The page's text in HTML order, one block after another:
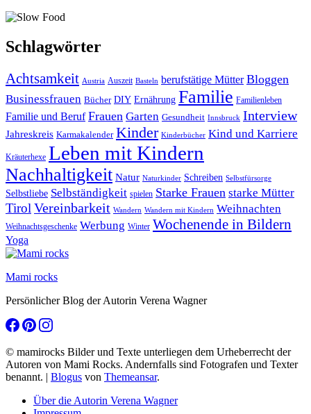
Schlagwörter
Achtsamkeit Austria Auszeit Basteln berufstätige Mütter Bloggen
Businessfrauen Bücher DIY Ernährung Familie Familienleben
Familie und Beruf Frauen Garten Gesundheit Innsbruck Interview
Jahreskreis Karmakalender Kinder Kinderbücher Kind und Karriere
Kräuterhexe Leben mit Kindern
Nachhaltigkeit Natur Naturkinder Schreiben Selbstfürsorge
Selbstliebe Selbständigkeit spielen Starke Frauen starke Mütter
Tirol Vereinbarkeit Wandern Wandern mit Kindern Weihnachten
Weihnachtsgeschenke Werbung Winter Wochenende in Bildern
Yoga
Mami rocks
Persönlicher Blog der Autorin Verena Wagner
© mamirocks Bilder und Texte unterliegen dem Urheberrecht der
Autoren von Mami Rocks. Andernfalls sind Fotografen und Texter
benannt. | Blogus von Themeansar.
Über die Autorin Verena Wagner